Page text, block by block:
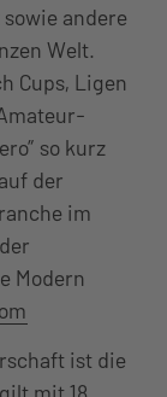
sowie andere
Welt.
Cups, Ligen
so kurz
der
im
Modern
ist die